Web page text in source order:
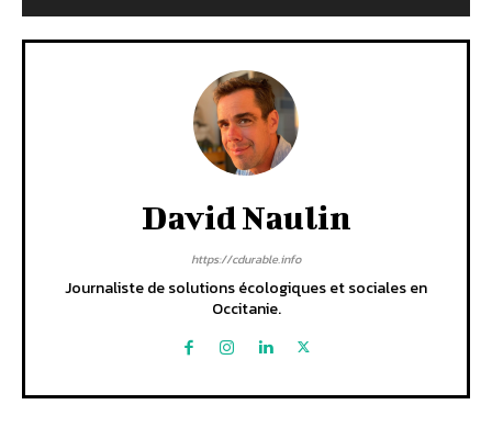
David Naulin
https://cdurable.info
Journaliste de solutions écologiques et sociales en
Occitanie.